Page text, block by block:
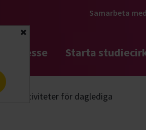
Stäng
Samarbeta
intresse Starta
för daglediga